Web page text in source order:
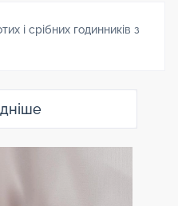
і срібних годинників з